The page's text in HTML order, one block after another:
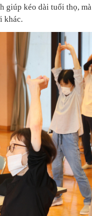
giúp kéo dài tuổi thọ,
khác.